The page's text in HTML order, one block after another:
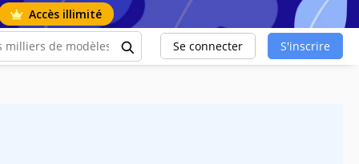
Accès illimité
Se connecter S'inscrire